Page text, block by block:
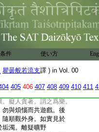
件 使い方
瞿曇般若流支譯 ) in Vol. 00
405 406 407 408 409 410 411
名曰惡夢。住在此林。其
行至於百千由旬。爲諸
安樂
。觀閻浮提欝單越
河海渚。何處頗有
因縁。非愛別離。非
得生厭離。應離縛著
於生死。於生死中勿生貪
勿以愛網而自纒縛。
然大苦。憂悲苦惱。愛
癡人貪著。謂之爲樂。
與煩惱而共遊戲。後
順觀外身。如實見於
垢濁。離疑曠野